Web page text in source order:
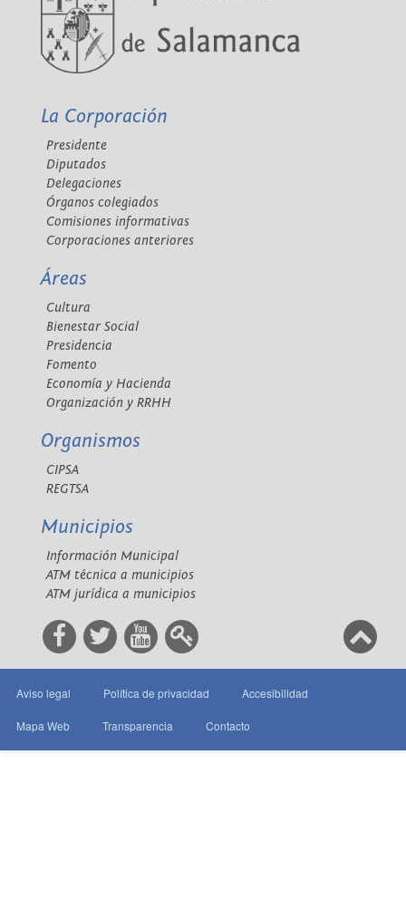
La Corporación
Presidente
Diputados
Delegaciones
Órganos colegiados
Comisiones informativas
Corporaciones anteriores
Áreas
Cultura
Bienestar Social
Presidencia
Fomento
Economía y Hacienda
Organización y RRHH
Organismos
CIPSA
REGTSA
Municipios
Información Municipal
ATM técnica a municipios
ATM jurídica a municipios
Aviso legal Política de privacidad Accesibilidad
Mapa Web Transparencia Contacto